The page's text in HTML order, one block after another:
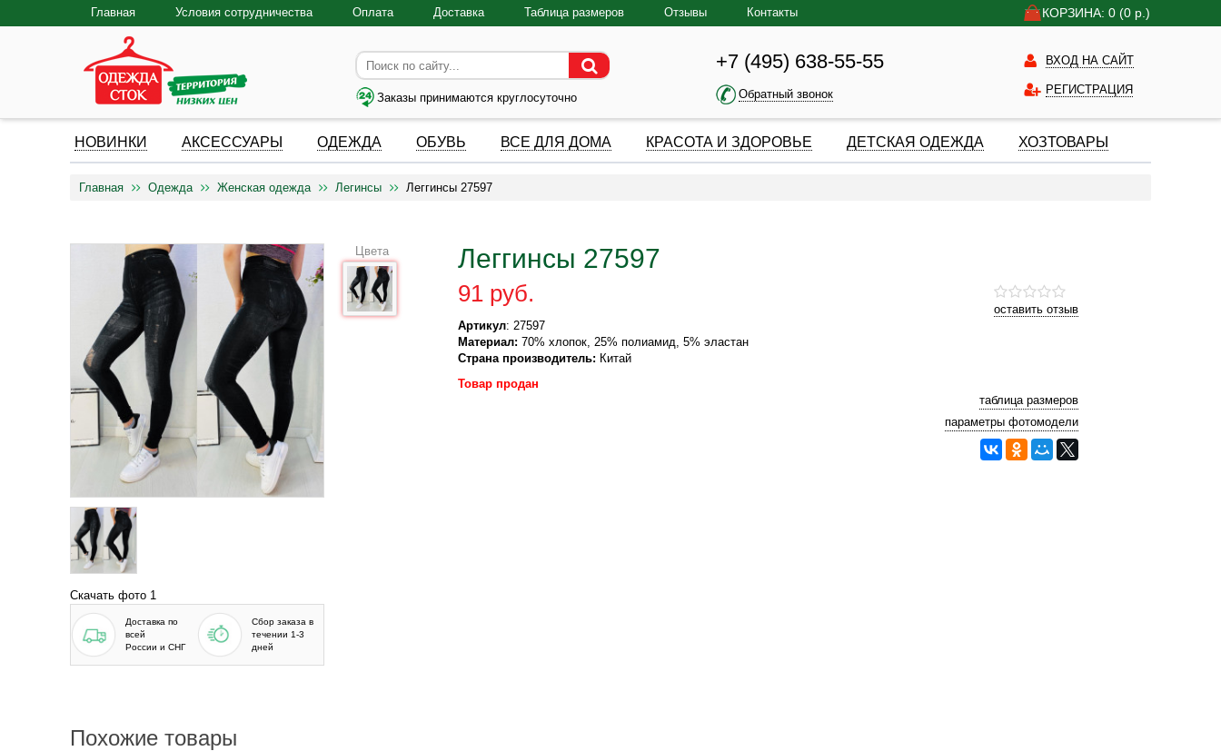
КОРЗИНА: 0 (0 р.)
Главная Условия сотрудничества Оплата Доставка Таблица размеров Отзывы Контакты
Заказы принимаются круглосуточно
+7 (495) 638-55-55
Обратный звонок
ВХОД НА САЙТ
РЕГИСТРАЦИЯ
НОВИНКИ АКСЕССУАРЫ ОДЕЖДА ОБУВЬ ВСЕ ДЛЯ ДОМА КРАСОТА И ЗДОРОВЬЕ ДЕТСКАЯ ОДЕЖДА ХОЗТОВАРЫ
Главная Одежда Женская одежда Легинсы Леггинсы 27597
Скачать фото 1
Доставка по
всей
России и СНГ
Сбор заказа в
течении 1-3
дней
Леггинсы 27597
оставить отзыв
91 руб.
Артикул: 27597
Материал: 70% хлопок, 25% полиамид, 5% эластан
Страна производитель: Китай
Цвета
Товар продан
таблица размеров
параметры фотомодели
Похожие товары